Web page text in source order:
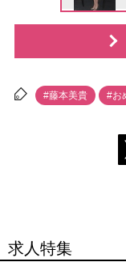
#藤本美貴 #お
求人特集